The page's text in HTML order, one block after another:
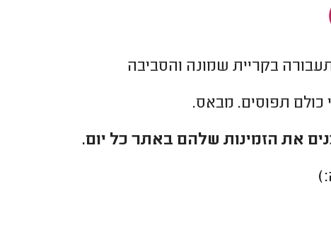
בקריית שמונה והסביבה
כולם תפוסים. מבאס.
את הזמינות שלהם באתר כל יום.